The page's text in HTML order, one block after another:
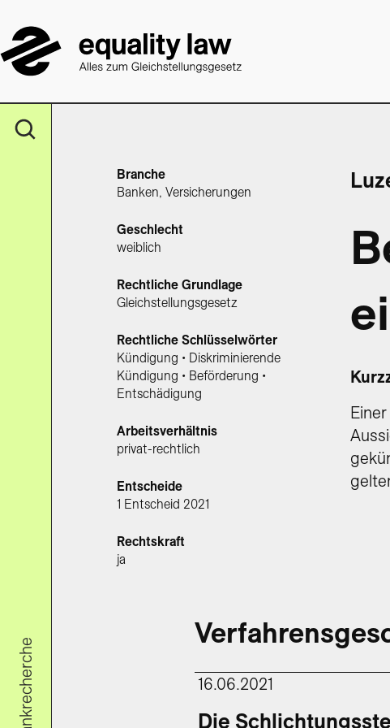
Branche
Banken, Versicherungen
Geschlecht
weiblich
Rechtliche Grundlage
Gleichstellungsgesetz
Rechtliche Schlüsselwörter
Kündigung • Diskriminierende
Kündigung • Beförderung •
Entschädigung
Arbeitsverhältnis
privat-rechtlich
Entscheide
1 Entscheid 2021
Rechtskraft
ja
16.06.2021
Die